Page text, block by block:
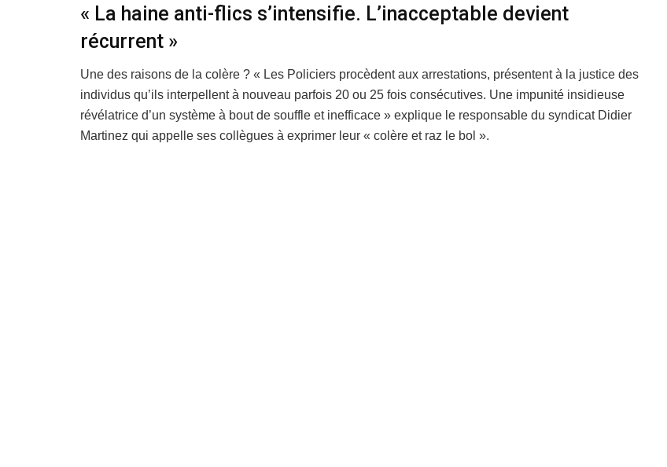
« La haine anti-flics s’intensifie. L’inacceptable devient
récurrent »
Une des raisons de la colère ? « Les Policiers procèdent aux arrestations, présentent à la justice des
individus qu’ils interpellent à nouveau parfois 20 ou 25 fois consécutives. Une impunité insidieuse
révélatrice d’un système à bout de souffle et inefficace » explique le responsable du syndicat Didier
Martinez qui appelle ses collègues à exprimer leur « colère et raz le bol ».